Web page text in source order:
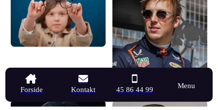
Forside Kontakt 45 86 44 99
Menu